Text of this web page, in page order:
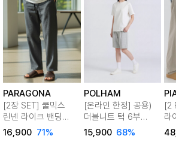
PARAGONA
[2장 SET] 쿨믹스
린넨 라이크 밴딩
팬츠 M25LP102
16,900 71%
POLHAM
[온라인 한정] 공용)
더블니트 턱 6부
버뮤다 쇼츠
15,900 68%
[2
라
팬